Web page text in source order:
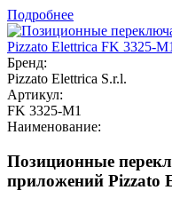
Подробнее
Бренд:
Pizzato Elettrica S.r.l.
Артикул:
FK 3325-M1
Наименование:
Позиционные
приложений Pizzato